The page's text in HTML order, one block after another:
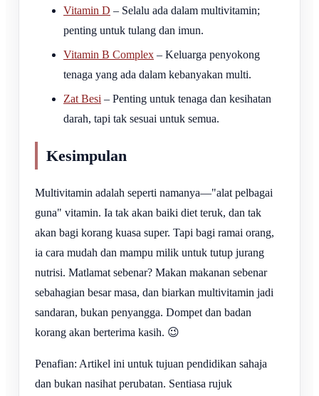
Vitamin D – Selalu ada dalam multivitamin;
penting untuk tulang dan imun.
Vitamin B Complex – Keluarga penyokong
tenaga yang ada dalam kebanyakan multi.
Zat Besi – Penting untuk tenaga dan kesihatan
darah, tapi tak sesuai untuk semua.
Kesimpulan
Multivitamin adalah seperti namanya—"alat pelbagai
guna" vitamin. Ia tak akan baiki diet teruk, dan tak
akan bagi korang kuasa super. Tapi bagi ramai orang,
ia cara mudah dan mampu milik untuk tutup jurang
nutrisi. Matlamat sebenar? Makan makanan sebenar
sebahagian besar masa, dan biarkan multivitamin jadi
sandaran, bukan penyangga. Dompet dan badan
korang akan berterima kasih. 😉
Penafian: Artikel ini untuk tujuan pendidikan sahaja
dan bukan nasihat perubatan. Sentiasa rujuk